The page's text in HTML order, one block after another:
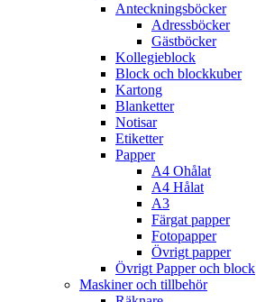
Anteckningsböcker
Adressböcker
Gästböcker
Kollegieblock
Block och blockkuber
Kartong
Blanketter
Notisar
Etiketter
Papper
A4 Ohålat
A4 Hålat
A3
Färgat papper
Fotopapper
Övrigt papper
Övrigt Papper och block
Maskiner och tillbehör